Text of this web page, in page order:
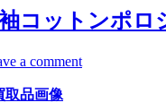
コットンポロ
a comment